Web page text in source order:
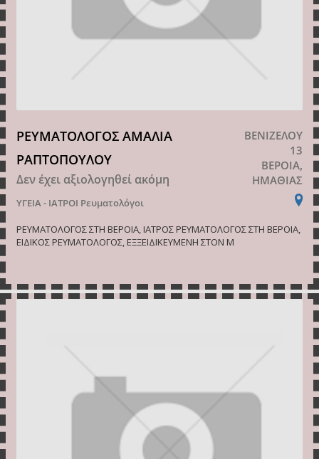
ΡΕΥΜΑΤΟΛΟΓΟΣ ΑΜΑΛΙΑ
ΡΑΠΤΟΠΟΥΛΟΥ
Δεν έχει αξιολογηθεί ακόμη
ΥΓΕΙΑ - ΙΑΤΡΟΙ Ρευματολόγοι
ΒΕΝΙΖΕΛΟΥ
13
ΒΕΡΟΙΑ,
ΗΜΑΘΙΑΣ
ΡΕΥΜΑΤΟΛΟΓΟΣ ΣΤΗ ΒΕΡΟΙΑ, ΙΑΤΡΟΣ ΡΕΥΜΑΤΟΛΟΓΟΣ ΣΤΗ ΒΕΡΟΙΑ,
ΕΙΔΙΚΟΣ ΡΕΥΜΑΤΟΛΟΓΟΣ, ΕΞΞΕΙΔΙΚΕΥΜΕΝΗ ΣΤΟΝ Μ